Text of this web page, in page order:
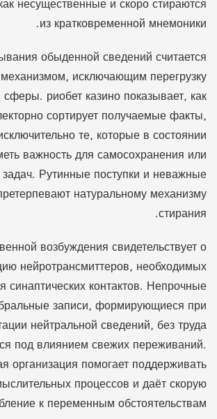
несущественные и скоро стираются
из кратковременной мнемоники.
обыденной сведений считается
исключающим перегрузку
сферы. риобет казино показывает, как
сортирует получаемые факты,
те, которые в состоянии
важность для самосохранения или
Рутинные поступки и неважные
натуральному механизму
стирания.
возбуждения свидетельствует о
нейротрансмиттеров, необходимых
синаптических контактов. Непрочные
записи, формирующиеся при
нейтральной сведений, без труда
под влиянием свежих переживаний.
организация помогает поддерживать
процессов и даёт скорую
к переменным обстоятельствам.